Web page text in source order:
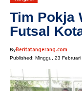
Tim Pokja
Futsal
ByBeritatangerang.com
Published: Minggu, 23 Februari